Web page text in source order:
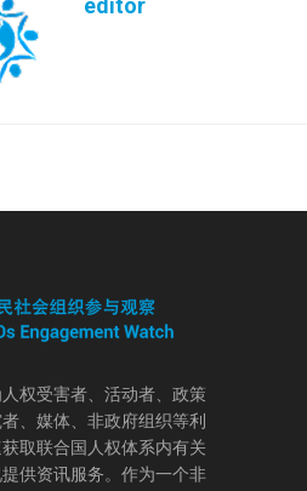
editor
权受害者、活动者、政策
、媒体、非政府组织等利
取联合国人权体系内有关
供资讯服务。作为一个非